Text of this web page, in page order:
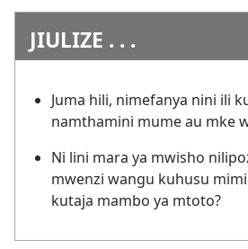
JIULIZE . . .
Juma hili, nimefanya nini ili
namthamini mume au mke
Ni lini mara ya mwisho
mwenzi wangu kuhusu
kutaja mambo ya mtoto?